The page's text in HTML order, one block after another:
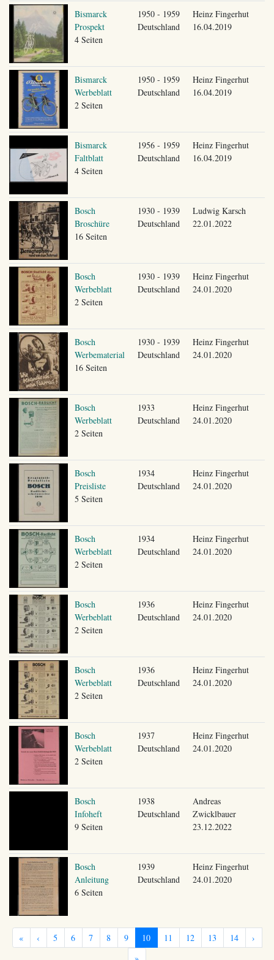
Bismarck
Prospekt
4 Seiten
1950 - 1959
Deutschland
Heinz Fingerhut
16.04.2019
Bismarck
Werbeblatt
2 Seiten
1950 - 1959
Deutschland
Heinz Fingerhut
16.04.2019
Bismarck
Faltblatt
4 Seiten
1956 - 1959
Deutschland
Heinz Fingerhut
16.04.2019
Bosch
Broschüre
16 Seiten
1930 - 1939
Deutschland
Ludwig Karsch
22.01.2022
Bosch
Werbeblatt
2 Seiten
1930 - 1939
Deutschland
Heinz Fingerhut
24.01.2020
Bosch
Werbematerial
16 Seiten
1930 - 1939
Deutschland
Heinz Fingerhut
24.01.2020
Bosch
Werbeblatt
2 Seiten
1933
Deutschland
Heinz Fingerhut
24.01.2020
Bosch
Preisliste
5 Seiten
1934
Deutschland
Heinz Fingerhut
24.01.2020
Bosch
Werbeblatt
2 Seiten
1934
Deutschland
Heinz Fingerhut
24.01.2020
Bosch
Werbeblatt
2 Seiten
1936
Deutschland
Heinz Fingerhut
24.01.2020
Bosch
Werbeblatt
2 Seiten
1936
Deutschland
Heinz Fingerhut
24.01.2020
Bosch
Werbeblatt
2 Seiten
1937
Deutschland
Heinz Fingerhut
24.01.2020
Bosch
Infoheft
9 Seiten
1938
Deutschland
Andreas
Zwicklbauer
23.12.2022
Bosch
Anleitung
6 Seiten
1939
Deutschland
Heinz Fingerhut
24.01.2020
« ‹ 5 6 7 8 9 10 11 12 13 14
›
»